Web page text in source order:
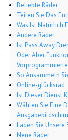
Beliebte Räder
Teilen Sie Das
Was Ist Natürlich
Andere Räder
Ist Pass Away
Oder Aber
So Ansammeln
Online-glücksrad
Ist Dieser Dienst
Wählen Sie Eine
Laden Sie Unsere
Neue Räder